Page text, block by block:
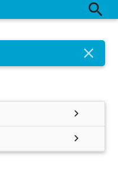
search
close
chevron_right
chevron_right